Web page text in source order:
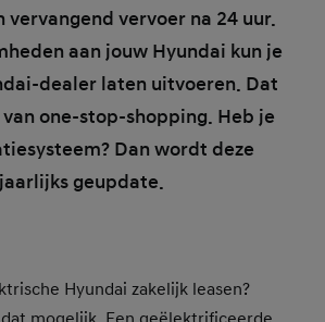
vervangend vervoer na 24 uur.
aan jouw Hyundai kun je
dealer laten uitvoeren. Dat
one-stop-shopping. Heb je
Dan wordt deze
jaarlijks geupdate.
Hyundai zakelijk leasen?